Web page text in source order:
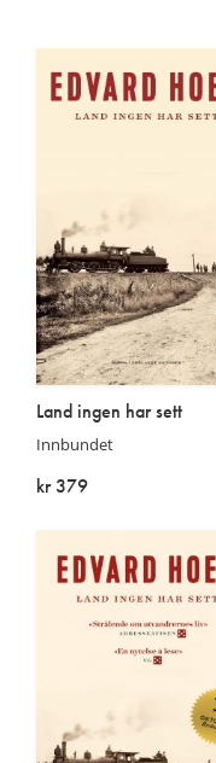
Land ingen har sett
Innbundet
kr 379